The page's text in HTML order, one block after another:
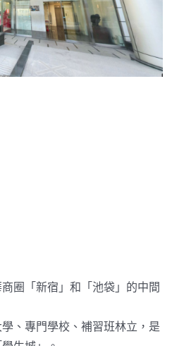
商圈「新宿」和「池袋」的中間
、專門學校、補習班林立，是